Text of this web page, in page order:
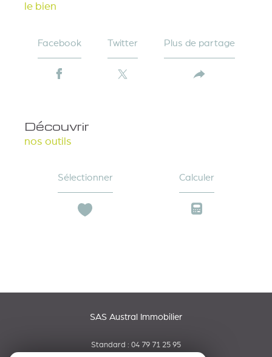
le bien
Facebook Twitter Plus de partage
découvrir
nos outils
Sélectionner Calculer
SAS Austral Immobilier
Standard : 04 79 71 25 95